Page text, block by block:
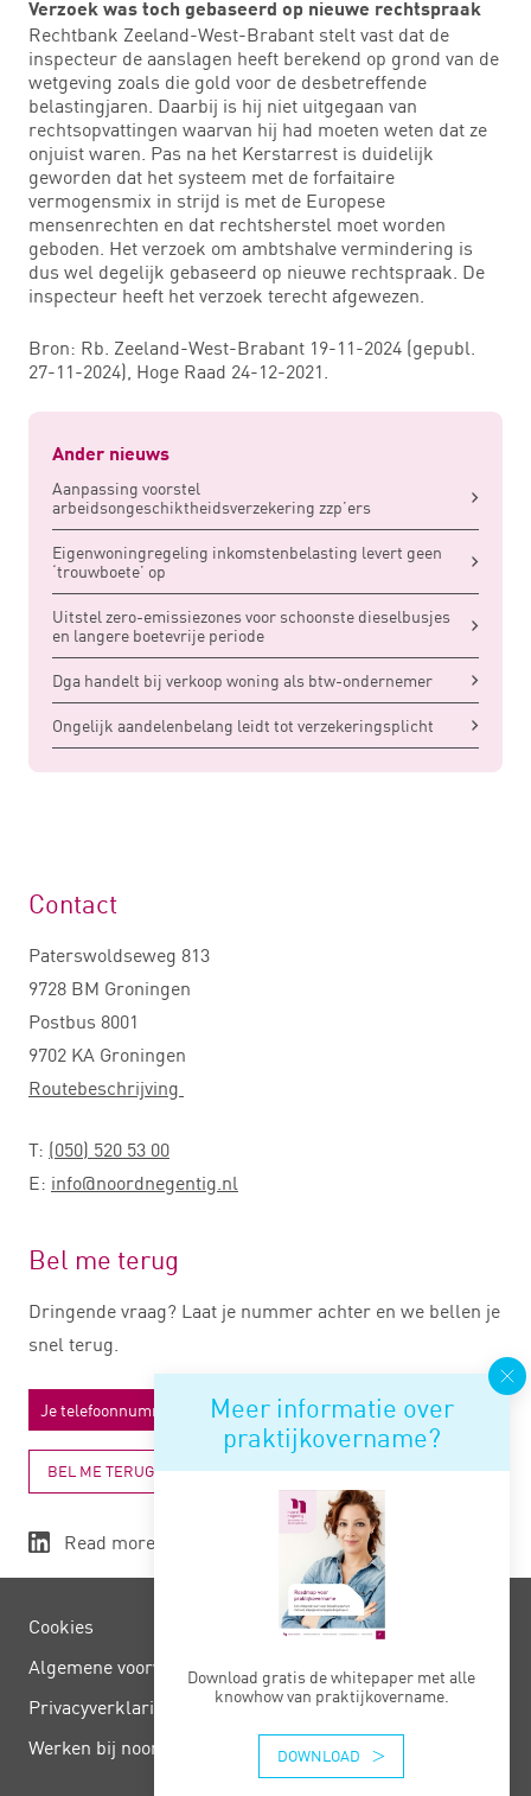
Verzoek was toch gebaseerd op nieuwe rechtspraak
Rechtbank Zeeland-West-Brabant stelt vast dat de
inspecteur de aanslagen heeft berekend op grond van de
wetgeving zoals die gold voor de desbetreffende
belastingjaren. Daarbij is hij niet uitgegaan van
rechtsopvattingen waarvan hij had moeten weten dat ze
onjuist waren. Pas na het Kerstarrest is duidelijk
geworden dat het systeem met de forfaitaire
vermogensmix in strijd is met de Europese
mensenrechten en dat rechtsherstel moet worden
geboden. Het verzoek om ambtshalve vermindering is
dus wel degelijk gebaseerd op nieuwe rechtspraak. De
inspecteur heeft het verzoek terecht afgewezen.
Bron: Rb. Zeeland-West-Brabant 19-11-2024 (gepubl.
27-11-2024), Hoge Raad 24-12-2021.
Ander nieuws
Aanpassing voorstel
arbeidsongeschiktheidsverzekering zzp’ers
Eigenwoningregeling inkomstenbelasting levert geen
‘trouwboete’ op
Uitstel zero-emissiezones voor schoonste dieselbusjes
en langere boetevrije periode
Dga handelt bij verkoop woning als btw-ondernemer
Ongelijk aandelenbelang leidt tot verzekeringsplicht
Meer informatie over
praktijkovername?
Download gratis de whitepaper met alle
knowhow van praktijkovername.
DOWNLOAD
Contact
Paterswoldseweg 813
9728 BM Groningen
Postbus 8001
9702 KA Groningen
Routebeschrijving
T: (050) 520 53 00
E: info@noordnegentig.nl
Bel me terug
Dringende vraag? Laat je nummer achter en we bellen je
snel terug.
BEL ME TERUG
Read more
Cookies
Algemene voorwaarden
Privacy­verklaring
Werken bij noord negentig